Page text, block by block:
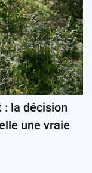
: la décision
une vraie